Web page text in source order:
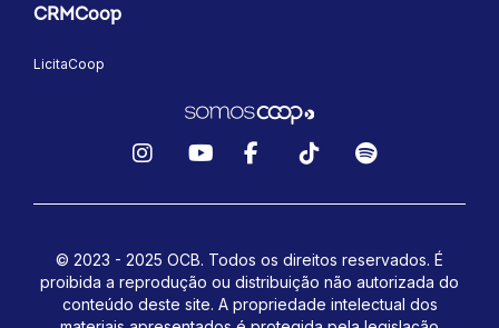
CRMCoop
LicitaCoop
© 2023 - 2025 OCB. Todos os direitos reservados. É
proibida a reprodução ou distribuição não autorizada do
conteúdo deste site. A propriedade intelectual dos